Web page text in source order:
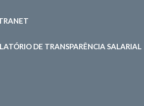
DE TRANSPARÊNCIA SALARIAL